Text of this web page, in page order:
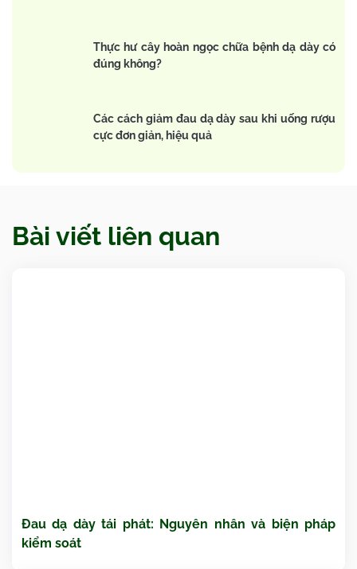
Thực hư cây hoàn ngọc chữa bệnh dạ dày có
đúng không?
Các cách giảm đau dạ dày sau khi uống rượu
cực đơn giản, hiệu quả
Bài viết liên quan
Đau dạ dày tái phát: Nguyên nhân và biện pháp
kiểm soát